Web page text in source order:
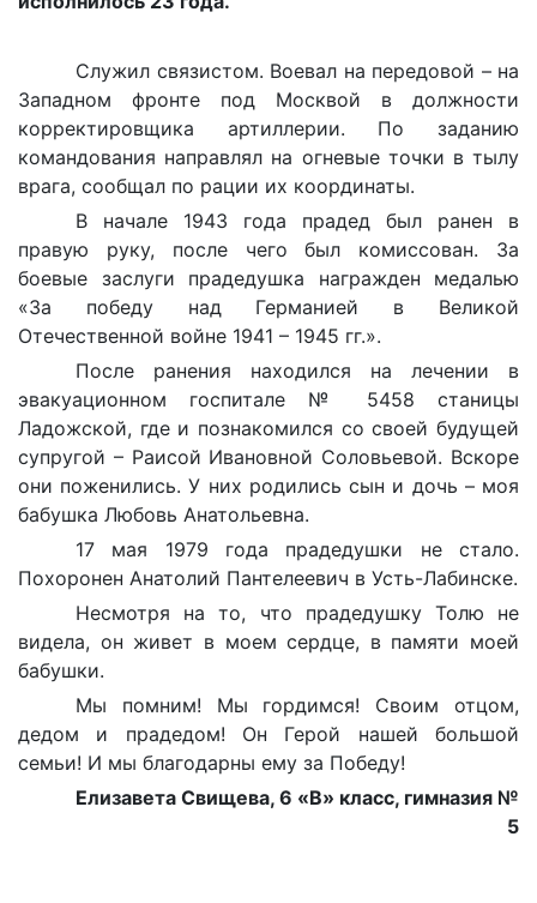
Служил связистом. Воевал на передовой – на
Западном фронте под Москвой в должности
корректировщика артиллерии. По заданию
командования направлял на огневые точки в тылу
врага, сообщал по рации их координаты.
В начале 1943 года прадед был ранен в
правую руку, после чего был комиссован. За
боевые заслуги прадедушка награжден медалью
«За победу над Германией в Великой
Отечественной войне 1941 – 1945 гг.».
После ранения находился на лечении в
эвакуационном госпитале № 5458 станицы
Ладожской, где и познакомился со своей будущей
супругой – Раисой Ивановной Соловьевой. Вскоре
они поженились. У них родились сын и дочь – моя
бабушка Любовь Анатольевна.
17 мая 1979 года прадедушки не стало.
Похоронен Анатолий Пантелеевич в Усть-Лабинске.
Несмотря на то, что прадедушку Толю не
видела, он живет в моем сердце, в памяти моей
бабушки.
Мы помним! Мы гордимся! Своим отцом,
дедом и прадедом! Он Герой нашей большой
семьи! И мы благодарны ему за Победу!
Елизавета Свищева, 6 «В» класс, гимназия №
5